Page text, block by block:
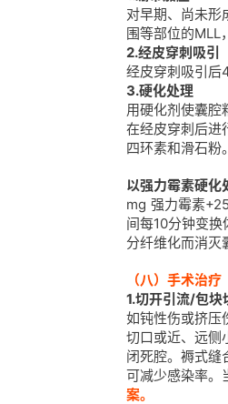
对早期、尚未形
围等部位的MLL
2.经皮穿刺吸引
经皮穿刺吸引后
3.硬化处理
用硬化剂使囊腔
在经皮穿刺后进
四环素和滑石粉
以强力霉素硬化
mg 强力霉素
间每10分钟变
分纤维化而消灭
（八）手术治疗
1.切开引流/包块
如钝性伤或挤压
切口或近、远侧
闭死腔。褥式缝
可减少感染率。
案。